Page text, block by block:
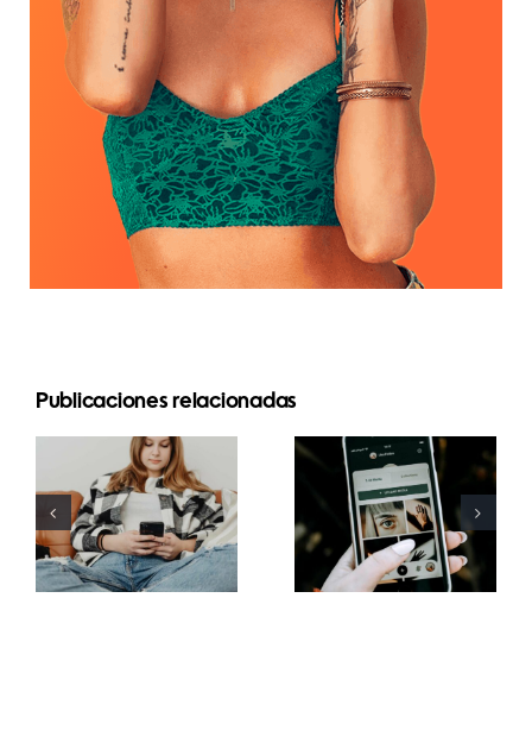
Publicaciones relacionadas
Estrategias
innovadoras
para
aumentar la
visibilidad
de grupos
de
Mejores
prácticas
para usar
filtros de
realidad
aumentada